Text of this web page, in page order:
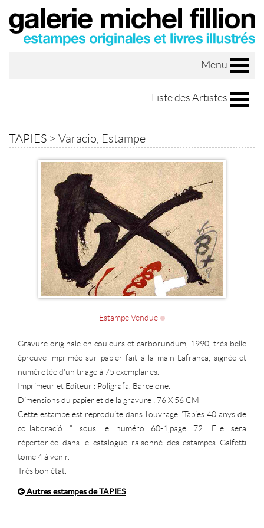
Menu
Liste des Artistes
TAPIES > Varacio, Estampe
Estampe Vendue
Gravure originale en couleurs et carborundum, 1990, très belle
épreuve imprimée sur papier fait à la main Lafranca, signée et
numérotée d'un tirage à 75 exemplaires.
Imprimeur et Editeur : Poligrafa, Barcelone.
Dimensions du papier et de la gravure : 76 X 56 CM
Cette estampe est reproduite dans l'ouvrage "Tàpies 40 anys de
col.laboració " sous le numéro 60-1,page 72. Elle sera
répertoriée dans le catalogue raisonné des estampes Galfetti
tome 4 à venir.
Très bon état.
Autres estampes de TAPIES